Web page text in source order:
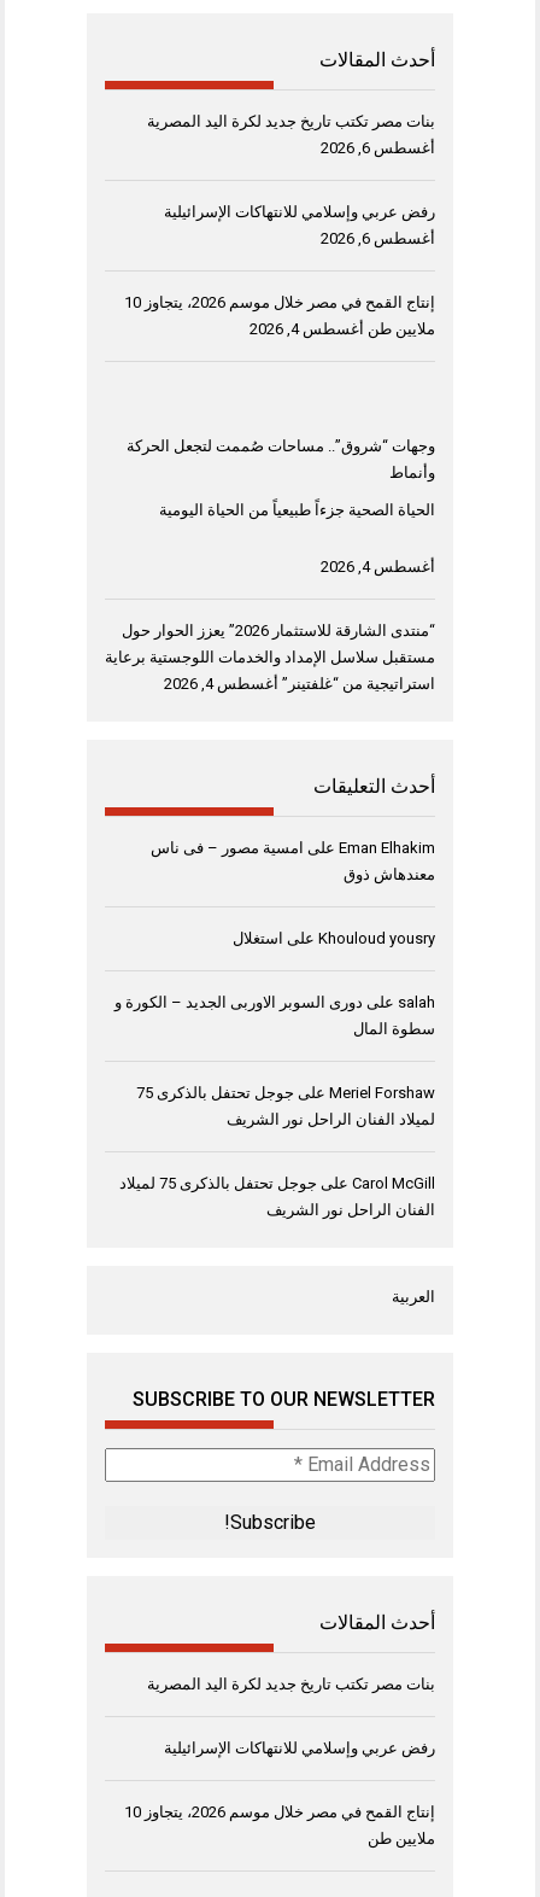
أحدث المقالات
بنات مصر تكتب تاريخ جديد لكرة اليد المصرية
أغسطس 6, 2026
رفض عربي وإسلامي للانتهاكات الإسرائيلية
أغسطس 6, 2026
إنتاج القمح في مصر خلال موسم 2026، يتجاوز 10
ملايين طن أغسطس 4, 2026
وجهات “شروق”.. مساحات صُممت لتجعل الحركة
وأنماط
الحياة الصحية جزءاً طبيعياً من الحياة اليومية
أغسطس 4, 2026
“منتدى الشارقة للاستثمار 2026” يعزز الحوار حول
مستقبل سلاسل الإمداد والخدمات اللوجستية برعاية
استراتيجية من “غلفتينر” أغسطس 4, 2026
أحدث التعليقات
Eman Elhakim على امسية مصور – فى ناس
معندهاش ذوق
Khouloud yousry على استغلال
salah على دورى السوبر الاوربى الجديد – الكورة و
سطوة المال
Meriel Forshaw على
جوجل تحتفل بالذكرى 75
لميلاد الفنان الراحل نور الشريف
Carol McGill على
جوجل تحتفل بالذكرى 75 لميلاد
الفنان الراحل نور الشريف
العربية
SUBSCRIBE TO OUR NEWSLETTER
Email
Address
أحدث المقالات
بنات مصر تكتب تاريخ جديد لكرة اليد المصرية
رفض عربي وإسلامي للانتهاكات الإسرائيلية
إنتاج القمح في مصر خلال موسم 2026، يتجاوز 10
ملايين طن